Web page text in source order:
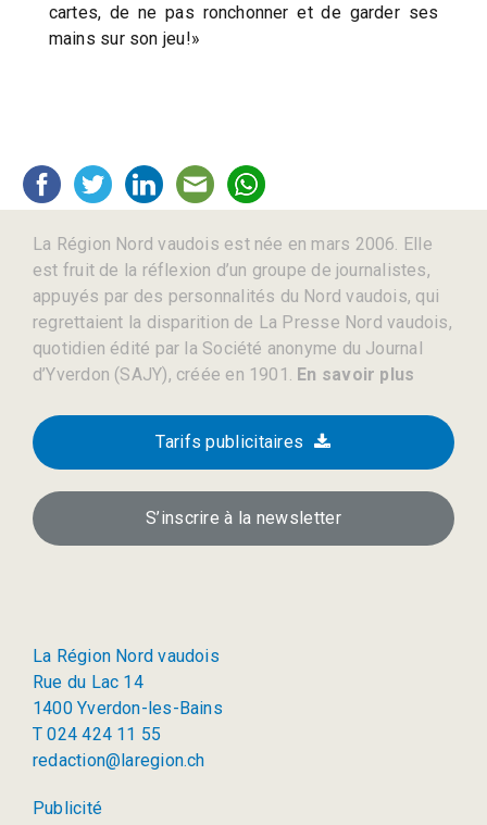
cartes, de ne pas ronchonner et de garder ses
mains sur son jeu!»
La Région Nord vaudois est née en mars 2006. Elle
est fruit de la réflexion d’un groupe de journalistes,
appuyés par des personnalités du Nord vaudois, qui
regrettaient la disparition de La Presse Nord vaudois,
quotidien édité par la Société anonyme du Journal
d’Yverdon (SAJY), créée en 1901. En savoir plus
Tarifs publicitaires
S’inscrire à la newsletter
La Région Nord vaudois
Rue du Lac 14
1400 Yverdon-les-Bains
T 024 424 11 55
redaction@laregion.ch
Publicité